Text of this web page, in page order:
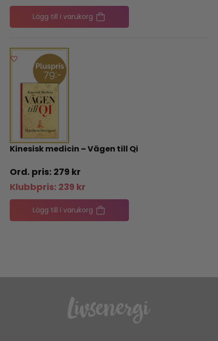
Lägg till i varukorg
Kinesisk medicin – Vägen till Qi
279 kr
Klubbpris: 239 kr
Lägg till i varukorg